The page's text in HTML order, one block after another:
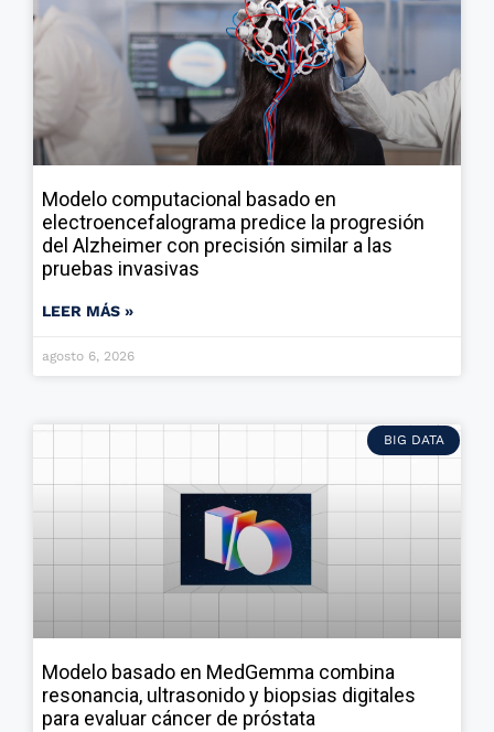
Modelo computacional basado en
electroencefalograma predice la progresión
del Alzheimer con precisión similar a las
pruebas invasivas
LEER MÁS »
agosto 6, 2026
BIG DATA
Modelo basado en MedGemma combina
resonancia, ultrasonido y biopsias digitales
para evaluar cáncer de próstata